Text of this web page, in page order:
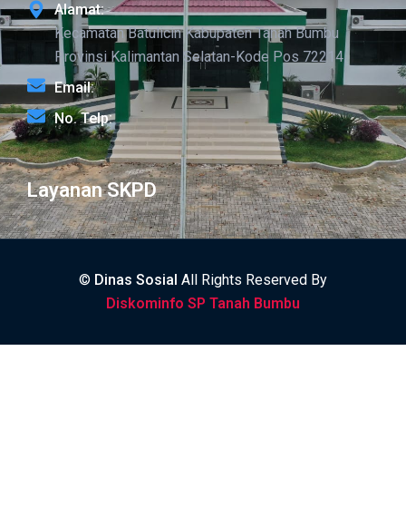
Alamat:
Kecamatan Batulicin Kabupaten Tanah Bumbu
Provinsi Kalimantan Selatan-Kode Pos 72214
Email:
No. Telp:
Layanan SKPD
© Dinas Sosial All Rights Reserved By
Diskominfo SP Tanah Bumbu